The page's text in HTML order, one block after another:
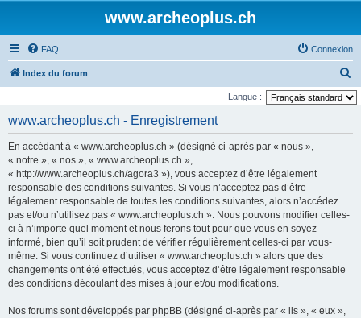
www.archeoplus.ch
FAQ Connexion
Index du forum
e
Langue :
www.archeoplus.ch - Enregistrement
En accédant à « www.archeoplus.ch » (désigné ci-après par « nous »,
« notre », « nos », « www.archeoplus.ch »,
« http://www.archeoplus.ch/agora3 »), vous acceptez d’être légalement
responsable des conditions suivantes. Si vous n’acceptez pas d’être
légalement responsable de toutes les conditions suivantes, alors n’accédez
pas et/ou n’utilisez pas « www.archeoplus.ch ». Nous pouvons modifier celles-
ci à n’importe quel moment et nous ferons tout pour que vous en soyez
informé, bien qu’il soit prudent de vérifier régulièrement celles-ci par vous-
même. Si vous continuez d’utiliser « www.archeoplus.ch » alors que des
changements ont été effectués, vous acceptez d’être légalement responsable
des conditions découlant des mises à jour et/ou modifications.
Nos forums sont développés par phpBB (désigné ci-après par « ils », « eux »,